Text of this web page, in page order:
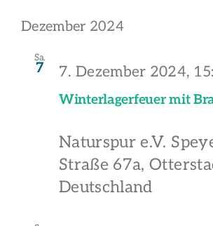
Dezember 2024
Sa.
7
Winterlagerfeuer mit
7. Dezember 2024,
Naturspur e.V.
Straße 67a,
Deutschland